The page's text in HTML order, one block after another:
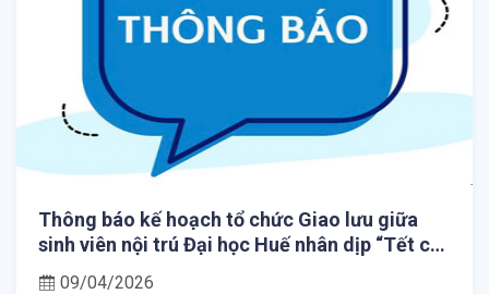
Thông báo kế hoạch tổ chức Giao lưu giữa
sinh viên nội trú Đại học Huế nhân dịp “Tết cổ
truyền Bunpimay” năm 2026
09/04/2026